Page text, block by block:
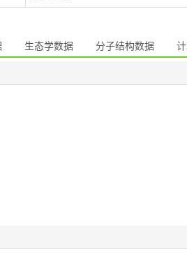
生态学数据 分子结构数据